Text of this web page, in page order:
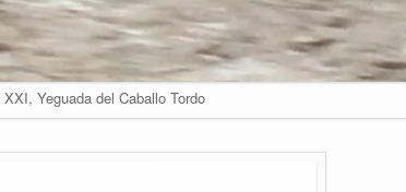
Yeguada del Caballo Tordo